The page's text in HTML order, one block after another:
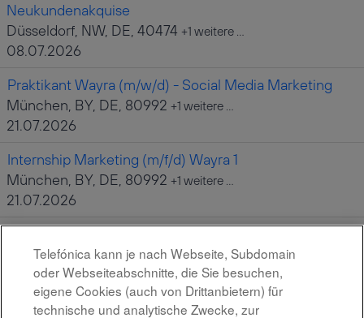
Neukundenakquise
Düsseldorf, NW, DE, 40474 +1 weitere …
08.07.2026
Praktikant Wayra (m/w/d) - Social Media Marketing
München, BY, DE, 80992 +1 weitere …
21.07.2026
Internship Marketing (m/f/d) Wayra 1
München, BY, DE, 80992 +1 weitere …
21.07.2026
2027 (m/w/d) in Düsseldorf
Düsseldorf, NW, DE, 40474
17.07.2026
Telefónica kann je nach Webseite, Subdomain
oder Webseiteabschnitte, die Sie besuchen,
eigene Cookies (auch von Drittanbietern) für
technische und analytische Zwecke, zur